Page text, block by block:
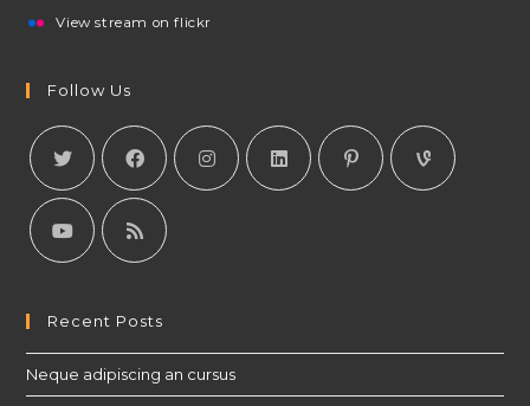
View stream on flickr
Follow Us
Recent Posts
Neque adipiscing an cursus